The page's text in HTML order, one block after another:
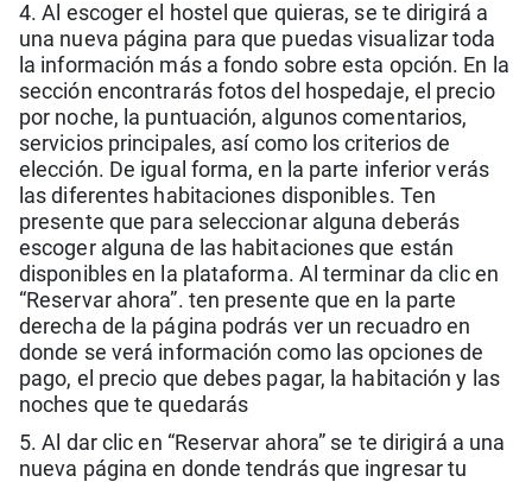
4. Al escoger el hostel que quieras, se te dirigirá a
una nueva página para que puedas visualizar toda
la información más a fondo sobre esta opción. En la
sección encontrarás fotos del hospedaje, el precio
por noche, la puntuación, algunos comentarios,
servicios principales, así como los criterios de
elección. De igual forma, en la parte inferior verás
las diferentes habitaciones disponibles. Ten
presente que para seleccionar alguna deberás
escoger alguna de las habitaciones que están
disponibles en la plataforma. Al terminar da clic en
“Reservar ahora”. ten presente que en la parte
derecha de la página podrás ver un recuadro en
donde se verá información como las opciones de
pago, el precio que debes pagar, la habitación y las
noches que te quedarás
5. Al dar clic en “Reservar ahora” se te dirigirá a una
nueva página en donde tendrás que ingresar tu